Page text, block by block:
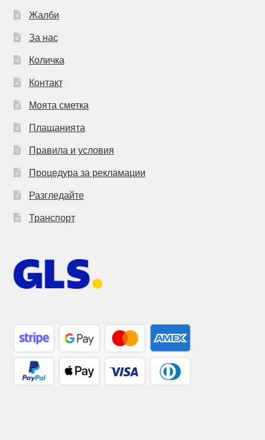
Жалби
За нас
Количка
Контакт
Моята сметка
Плащанията
Правила и условия
Процедура за рекламации
Разгледайте
Транспорт